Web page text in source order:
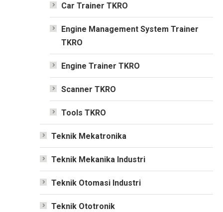
Car Trainer TKRO
Engine Management System Trainer
TKRO
Engine Trainer TKRO
Scanner TKRO
Tools TKRO
Teknik Mekatronika
Teknik Mekanika Industri
Teknik Otomasi Industri
Teknik Ototronik